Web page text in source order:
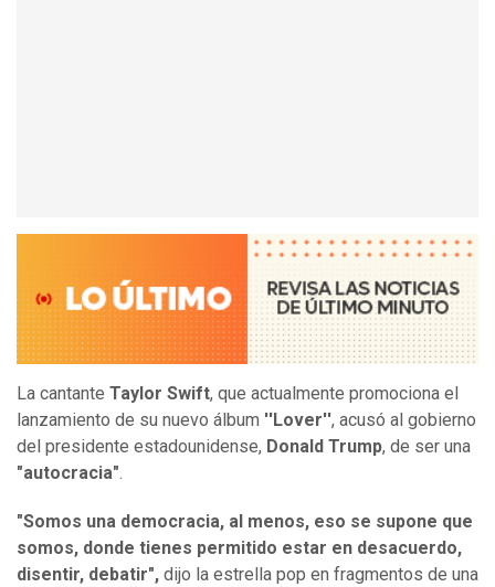
La cantante Taylor Swift, que actualmente promociona el
lanzamiento de su nuevo álbum ''Lover'', acusó al gobierno
del presidente estadounidense, Donald Trump, de ser una
"autocracia".
"Somos una democracia, al menos, eso se supone que
somos, donde tienes permitido estar en desacuerdo,
disentir, debatir", dijo la estrella pop en fragmentos de una